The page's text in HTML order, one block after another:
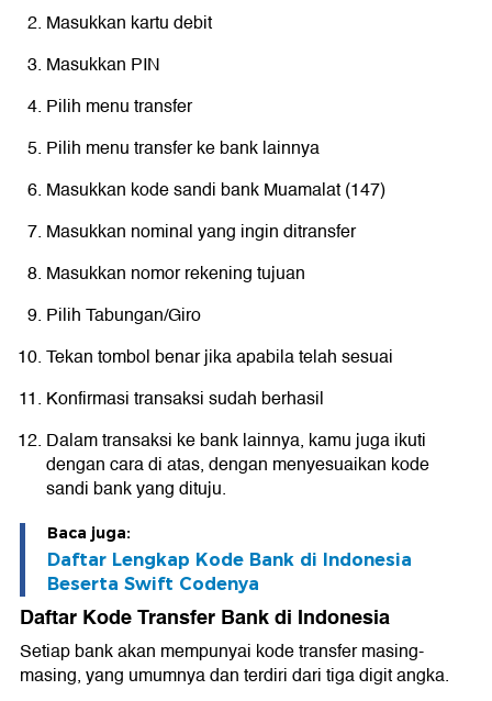
Masukkan kartu debit
Masukkan PIN
Pilih menu transfer
Pilih menu transfer ke bank lainnya
Masukkan kode sandi bank Muamalat (147)
Masukkan nominal yang ingin ditransfer
Masukkan nomor rekening tujuan
Pilih Tabungan/Giro
Tekan tombol benar jika apabila telah sesuai
Konfirmasi transaksi sudah berhasil
Dalam transaksi ke bank lainnya, kamu juga ikuti
dengan cara di atas, dengan menyesuaikan kode
sandi bank yang dituju.
Baca juga:
Daftar Lengkap Kode Bank di Indonesia
Beserta Swift Codenya
Daftar Kode Transfer Bank di Indonesia
Setiap bank akan mempunyai kode transfer masing-
masing, yang umumnya dan terdiri dari tiga digit angka.